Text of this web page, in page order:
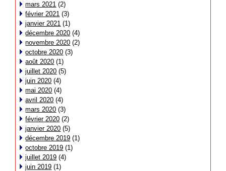
mars 2021 (2)
février 2021 (3)
janvier 2021 (1)
décembre 2020 (4)
novembre 2020 (2)
octobre 2020 (3)
août 2020 (1)
juillet 2020 (5)
juin 2020 (4)
mai 2020 (4)
avril 2020 (4)
mars 2020 (3)
février 2020 (2)
janvier 2020 (5)
décembre 2019 (1)
octobre 2019 (1)
juillet 2019 (4)
juin 2019 (1)